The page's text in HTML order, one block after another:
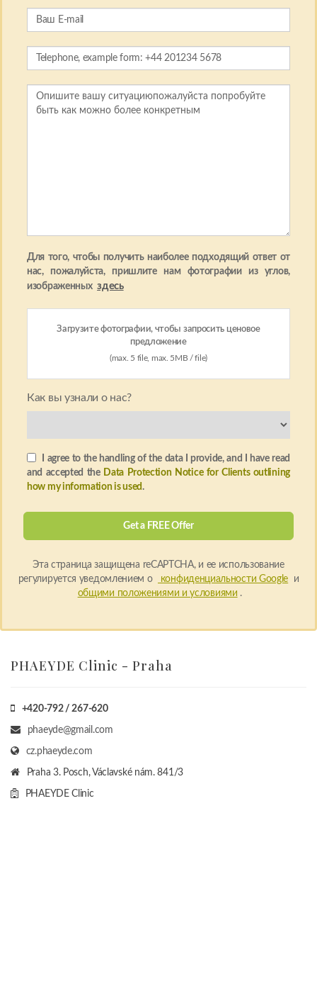
Для того, чтобы получить наиболее подходящий ответ от
нас, пожалуйста, пришлите нам фотографии из углов,
изображенных здесь
Загрузите фотографии, чтобы запросить ценовое
предложение
(max. 5 file, max. 5MB / file)
Как вы узнали о нас?
I agree to the handling of the data I provide, and I have read
and accepted the Data Protection Notice for Clients outlining
how my information is used.
Эта страница защищена reCAPTCHA, и ее использование
регулируется уведомлением о
конфиденциальности Google и
общими положениями и условиями .
PHAEYDE Clinic - Praha
+420-792 / 267-620
phaeyde@gmail.com
cz.phaeyde.com
Praha 3. Posch, Václavské nám. 841/3
PHAEYDE Clinic